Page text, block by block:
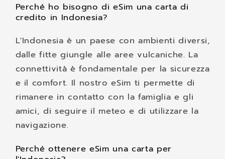
Perché ho bisogno di eSim una carta di
credito in Indonesia?
L'Indonesia è un paese con ambienti diversi,
dalle fitte giungle alle aree vulcaniche. La
connettività è fondamentale per la sicurezza
e il comfort. Il nostro eSim ti permette di
rimanere in contatto con la famiglia e gli
amici, di seguire il meteo e di utilizzare la
navigazione.
Perché ottenere eSim una carta per